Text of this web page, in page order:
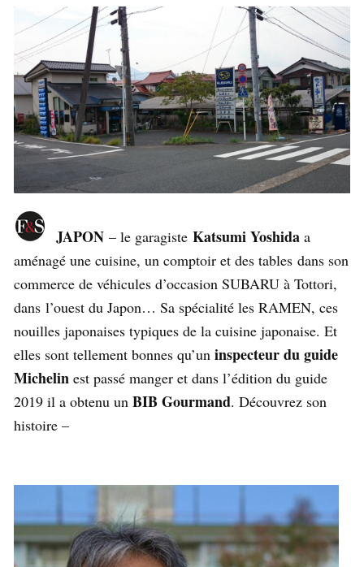
JAPON – le garagiste Katsumi Yoshida a
aménagé une cuisine, un comptoir et des tables dans son
commerce de véhicules d’occasion SUBARU à Tottori,
dans l’ouest du Japon… Sa spécialité les RAMEN, ces
nouilles japonaises typiques de la cuisine japonaise. Et
elles sont tellement bonnes qu’un inspecteur du guide
Michelin est passé manger et dans l’édition du guide
2019 il a obtenu un BIB Gourmand. Découvrez son
histoire –